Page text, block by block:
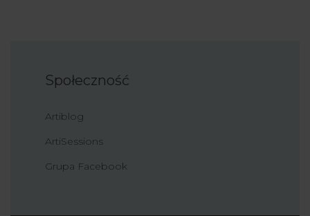
Społeczność
Artiblog
ArtiSessions
Grupa Facebook